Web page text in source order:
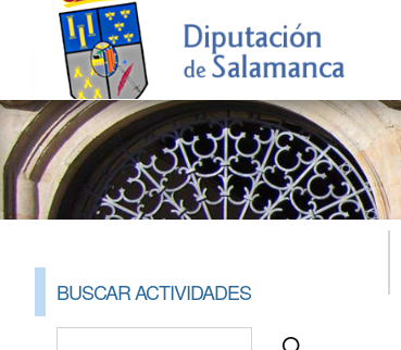
BUSCAR ACTIVIDADES